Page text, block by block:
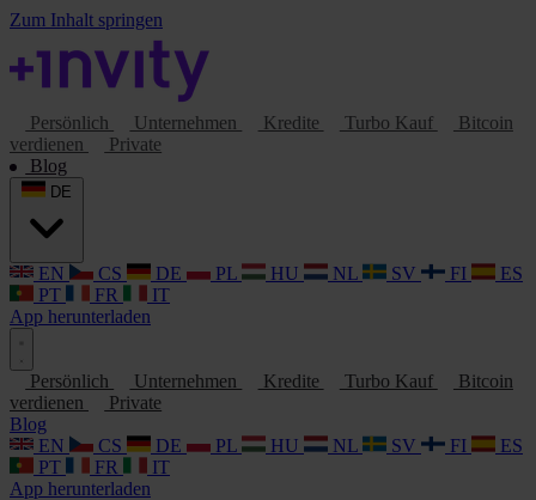
Zum Inhalt springen
Persönlich Unternehmen Kredite Turbo Kauf
Bitcoin
verdienen
Private
Blog
EN CS DE PL HU NL SV FI
ES
PT
FR
IT
App herunterladen
Persönlich Unternehmen Kredite Turbo Kauf
Bitcoin
verdienen
Private
Blog
EN
CS DE PL HU NL SV FI
ES
PT
FR
IT
App herunterladen